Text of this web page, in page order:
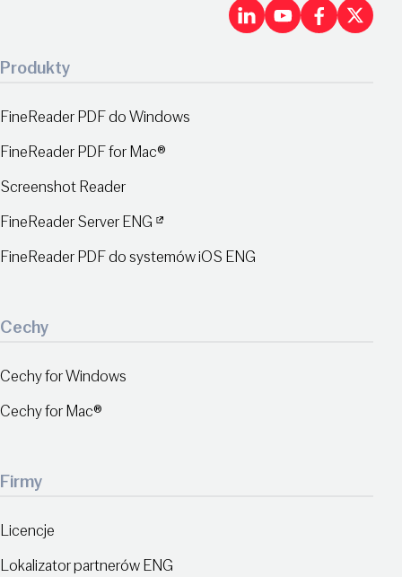
LinkedInX
Produkty
FineReader PDF do Windows
FineReader PDF for Mac®
Screenshot Reader
FineReader Server ENG
FineReader PDF do systemów iOS ENG
Cechy
Cechy for Windows
Cechy for Mac®
Firmy
Licencje
Lokalizator partnerów ENG